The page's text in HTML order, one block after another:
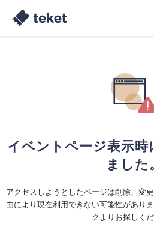
イベントページ表示時
ました。
アクセスしようとしたページは削除、変
由により現在利用できない可能性があり
クよりお探しくだ